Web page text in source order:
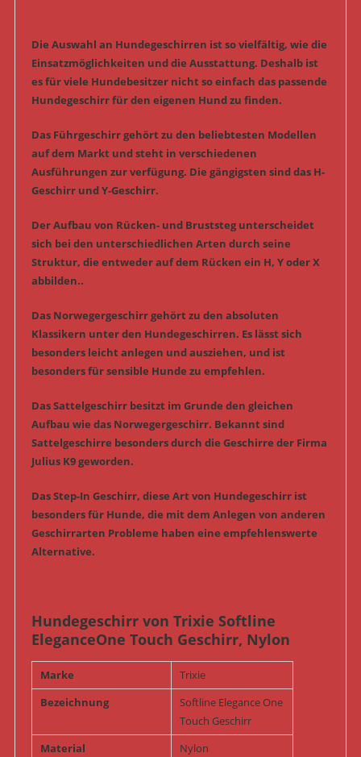
Die Auswahl an Hundegeschirren ist so vielfältig, wie die
Einsatzmöglichkeiten und die Ausstattung. Deshalb ist
es für viele Hundebesitzer nicht so einfach das passende
Hundegeschirr für den eigenen Hund zu finden.
Das Führgeschirr gehört zu den beliebtesten Modellen
auf dem Markt und steht in verschiedenen
Ausführungen zur verfügung. Die gängigsten sind das H-
Geschirr und Y-Geschirr.
Der Aufbau von Rücken- und Bruststeg unterscheidet
sich bei den unterschiedlichen Arten durch seine
Struktur, die entweder auf dem Rücken ein H, Y oder X
abbilden..
Das Norwegergeschirr gehört zu den absoluten
Klassikern unter den Hundegeschirren. Es lässt sich
besonders leicht anlegen und ausziehen, und ist
besonders für sensible Hunde zu empfehlen.
Das Sattelgeschirr besitzt im Grunde den gleichen
Aufbau wie das Norwegergeschirr. Bekannt sind
Sattelgeschirre besonders durch die Geschirre der Firma
Julius K9 geworden.
Das Step-In Geschirr, diese Art von Hundegeschirr ist
besonders für Hunde, die mit dem Anlegen von anderen
Geschirrarten Probleme haben eine empfehlenswerte
Alternative.
Hundegeschirr von Trixie Softline
EleganceOne Touch Geschirr, Nylon
Marke
Trixie
Bezeichnung
Softline Elegance One
Touch Geschirr
Material
Nylon